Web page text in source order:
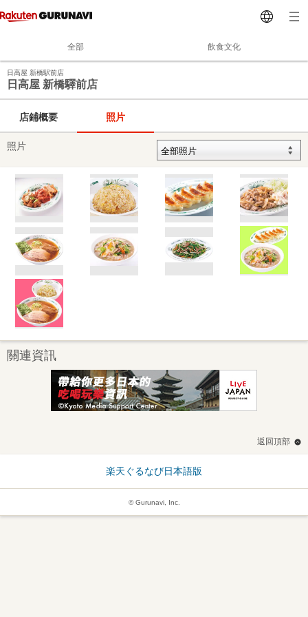
全部 飲食文化
日高屋 新橋駅前店
日高屋 新橋驛前店
店鋪概要 照片
照片
關連資訊
返回頂部
楽天ぐるなび日本語版
© Gurunavi, Inc.